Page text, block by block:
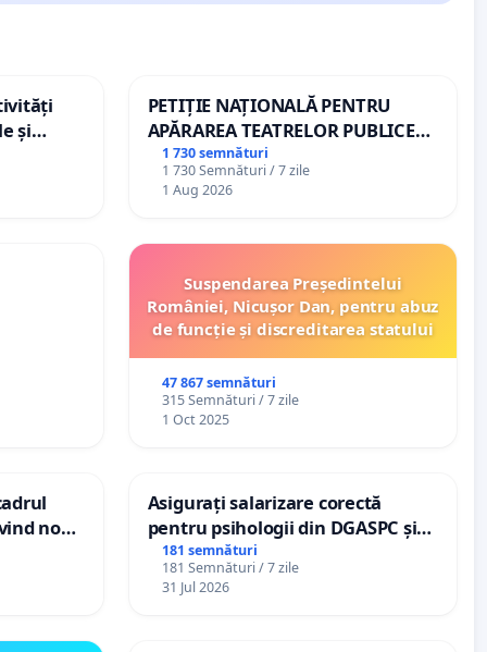
și
PETIȚIE NAȚIONALĂ PENTRU
APĂRAREA TEATRELOR PUBLICE
DE REPERTORIU DIN ROMÂNIA
1 730 semnături
1 730 Semnături / 7 zile
1 Aug 2026
Suspendarea Președintelui
României, Nicușor Dan, pentru abuz
de funcție și discreditarea statului
47 867 semnături
315 Semnături / 7 zile
1 Oct 2025
noul
Asigurați salarizare corectă
pentru psihologii din DGASPC și
spitale
181 semnături
181 Semnături / 7 zile
31 Jul 2026